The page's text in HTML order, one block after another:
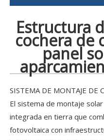
Estructura
cochera de
panel
SISTEMA DE MONTAJE DE
El sistema de montaje
integrada en tierra que
fotovoltaica con